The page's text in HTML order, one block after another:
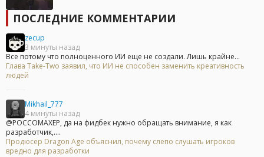
ПОСЛЕДНИЕ КОММЕНТАРИИ
zecup
3 минуты назад
Все потому что полноценного ИИ еще не создали. Лишь крайне...
Глава Take-Two заявил, что ИИ не способен заменить креативность
людей
Mikhail_777
4 минуты назад
@POCCOMAXEP, да на фидбек нужно обращать внимание, я как
разработчик,....
Продюсер Dragon Age объяснил, почему слепо слушать игроков
вредно для разработки